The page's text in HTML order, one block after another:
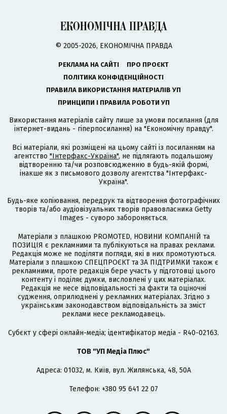
© 2005-2026, ЕКОНОМІЧНА ПРАВДА
РЕКЛАМА НА САЙТІ
ПРО ПРОЄКТ
ПОЛІТИКА КОНФІДЕНЦІЙНОСТІ
ПРАВИЛА ВИКОРИСТАННЯ МАТЕРІАЛІВ УП
ПРИНЦИПИ І ПРАВИЛА РОБОТИ УП
Використання матеріалів сайту лише за умови посилання (для
інтернет-видань - гіперпосилання) на "Економічну правду".
Всі матеріали, які розміщені на цьому сайті із посиланням на
агентство "Інтерфакс-Україна", не підлягають подальшому
відтворенню та/чи розповсюдженню в будь-якій формі,
інакше як з письмового дозволу агентства "Інтерфакс-
Україна".
Будь-яке копіювання, передрук та відтворення фотографічних
творів та/або аудіовізуальних творів правовласника Getty
Images - суворо забороняється.
Матеріали з плашкою PROMOTED, НОВИНИ КОМПАНІЙ та
ПОЗИЦІЯ є рекламними та публікуються на правах реклами.
Редакція може не поділяти погляди, які в них промотуються.
Матеріали з плашкою СПЕЦПРОЄКТ та ЗА ПІДТРИМКИ також є
рекламними, проте редакція бере участь у підготовці цього
контенту і поділяє думки, висловлені у цих матеріалах.
Редакція не несе відповідальності за факти та оціночні
судження, оприлюднені у рекламних матеріалах. Згідно з
українським законодавством відповідальність за зміст
реклами несе рекламодавець.
Cубєкт у сфері онлайн-медіа; ідентифікатор медіа - R40-02163.
ТОВ "УП Медіа Плюс"
Адреса: 01032, м. Київ, вул. Жилянська, 48, 50А
Телефон: +380 95 641 22 07